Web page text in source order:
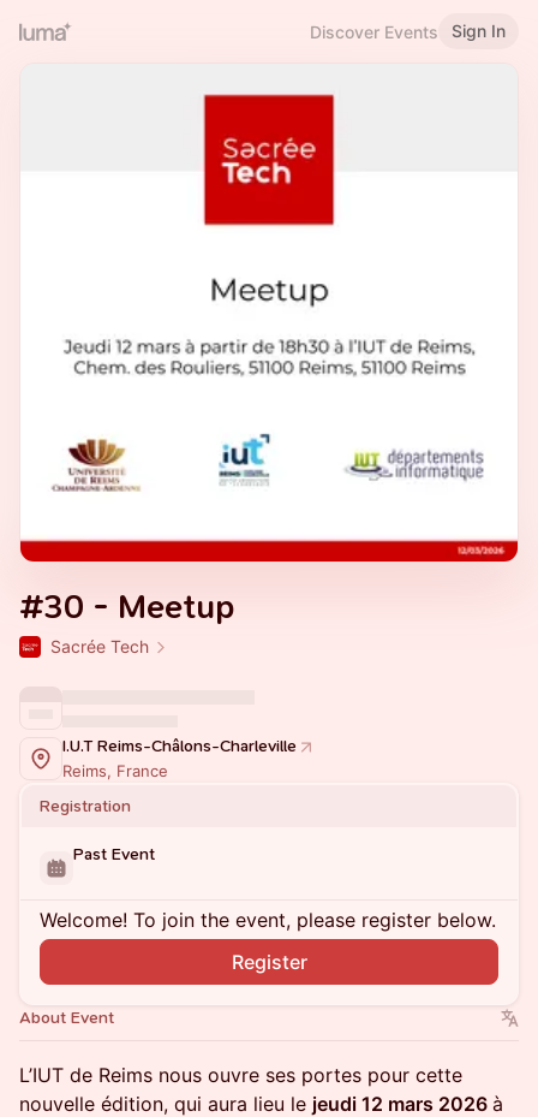
Discover Events Sign In
#30 - Meetup
Sacrée Tech
I.U.T Reims-Châlons-Charleville
Reims, France
Registration
Past Event
Welcome! To join the event, please register below.
Register
About Event
L’IUT de Reims nous ouvre ses portes pour cette
nouvelle édition, qui aura lieu le jeudi 12 mars 2026 à